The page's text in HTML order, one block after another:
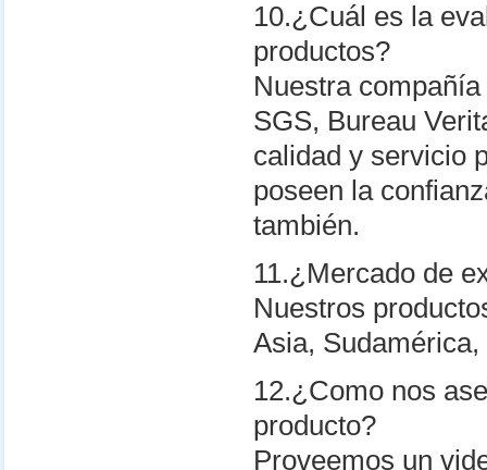
10.¿Cuál es la
productos?
Nuestra
SGS, Bureau
calidad y servicio
poseen la
también.
11.¿Mercado de
Nuestros
Asia,
12.¿Como nos
producto?
Proveemos un